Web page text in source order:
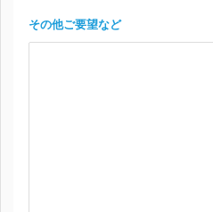
その他ご要望など